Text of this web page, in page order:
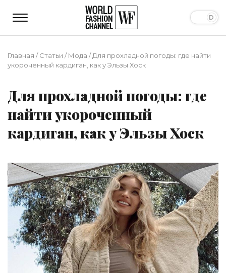
Главная /Статьи /Мода /Для прохладной погоды: где найти
укороченный кардиган, как у Эльзы Хоск
Для прохладной погоды: где
найти укороченный
кардиган, как у Эльзы Хоск